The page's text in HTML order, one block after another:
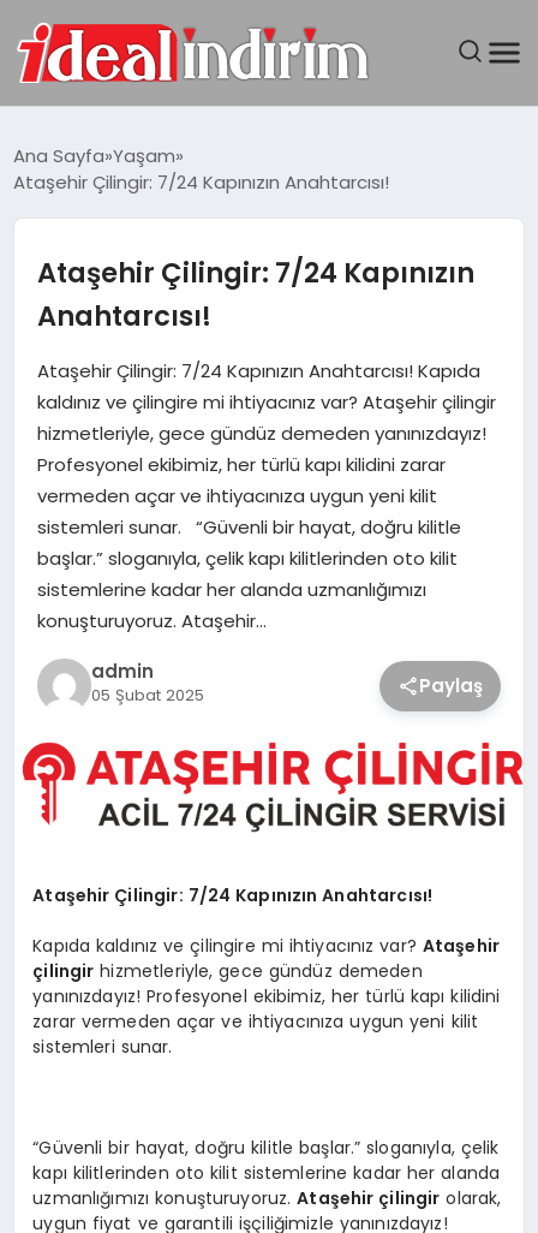
BILGISAYAR
DÜNYA
SEYAHAT
TEKNOLOJI
YAŞAM
Ana Sayfa Yaşam
Ataşehir Çilingir: 7/24 Kapınızın Anahtarcısı!
Ataşehir Çilingir: 7/24 Kapınızın
Anahtarcısı!
Ataşehir Çilingir: 7/24 Kapınızın Anahtarcısı! Kapıda
kaldınız ve çilingire mi ihtiyacınız var? Ataşehir çilingir
hizmetleriyle, gece gündüz demeden yanınızdayız!
Profesyonel ekibimiz, her türlü kapı kilidini zarar
vermeden açar ve ihtiyacınıza uygun yeni kilit
sistemleri sunar. “Güvenli bir hayat, doğru kilitle
başlar.” sloganıyla, çelik kapı kilitlerinden oto kilit
sistemlerine kadar her alanda uzmanlığımızı
konuşturuyoruz. Ataşehir…
admin
05 Şubat 2025 Paylaş
Ataşehir Çilingir: 7/24 Kapınızın Anahtarcısı!
Kapıda kaldınız ve çilingire mi ihtiyacınız var? Ataşehir
çilingir hizmetleriyle, gece gündüz demeden
yanınızdayız! Profesyonel ekibimiz, her türlü kapı kilidini
zarar vermeden açar ve ihtiyacınıza uygun yeni kilit
sistemleri sunar.
“Güvenli bir hayat, doğru kilitle başlar.” sloganıyla, çelik
kapı kilitlerinden oto kilit sistemlerine kadar her alanda
uzmanlığımızı konuşturuyoruz.Ataşehir çilingir olarak,
uygun fiyat ve garantili işçiliğimizle yanınızdayız!